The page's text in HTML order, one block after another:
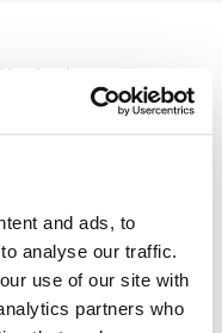
and ads, to
analyse our traffic.
use of our site with
partners who
pulgadas